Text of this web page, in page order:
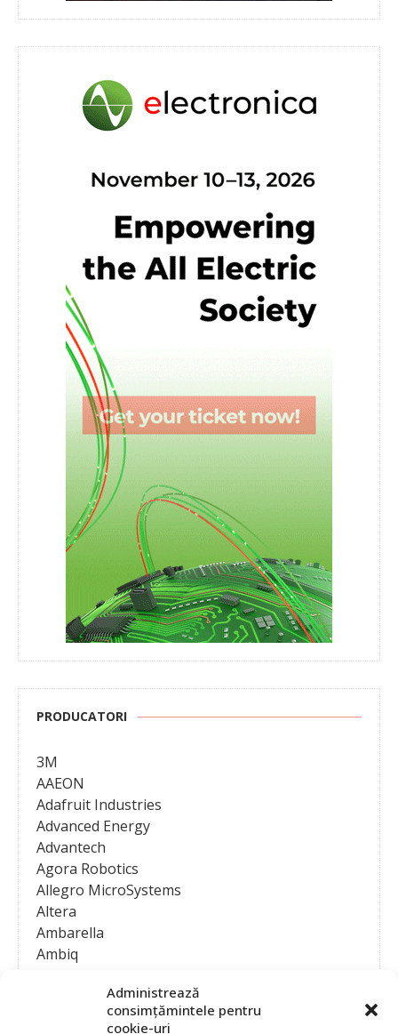
Administrează
consimțămintele pentru
cookie-uri
PRODUCATORI
3M
AAEON
Adafruit Industries
Advanced Energy
Advantech
Agora Robotics
Allegro MicroSystems
Altera
Ambarella
Ambiq
Analog Devices